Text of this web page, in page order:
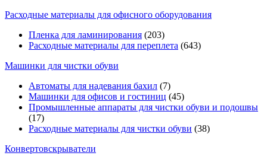
Расходные материалы для офисного оборудования
Пленка для ламинирования (203)
Расходные материалы для переплета (643)
Машинки для чистки обуви
Автоматы для надевания бахил (7)
Машинки для офисов и гостиниц (45)
Промышленные аппараты для чистки обуви и подошвы
(17)
Расходные материалы для чистки обуви (38)
Конвертовскрыватели